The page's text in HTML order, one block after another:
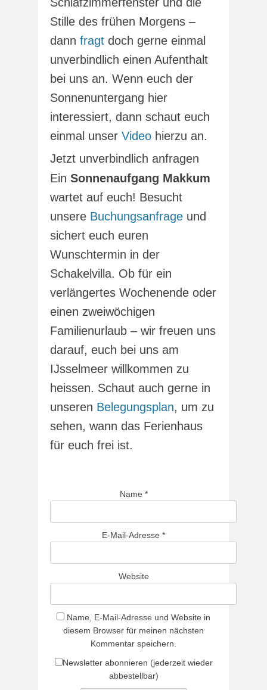
Stille des frühen Morgens –
dann fragt doch gerne einmal
unverbindlich einen Aufenthalt
bei uns an. Wenn euch der
Sonnenuntergang hier
interessiert, dann schaut euch
einmal unser Video hierzu an.
Jetzt unverbindlich anfragen
Ein Sonnenaufgang Makkum
wartet auf euch! Besucht
unsere Buchungsanfrage und
sichert euch euren
Wunschtermin in der
Schakelvilla. Ob für ein
verlängertes Wochenende oder
einen zweiwöchigen
Familienurlaub – wir freuen uns
darauf, euch bei uns am
IJsselmeer willkommen zu
heissen. Schaut auch gerne in
unseren Belegungsplan, um zu
sehen, wann das Ferienhaus
für euch frei ist.
Name *
E-Mail-Adresse *
Website
Name, E-Mail-Adresse und Website in
diesem Browser für meinen nächsten
Kommentar speichern.
Newsletter abonnieren (jederzeit wieder
abbestellbar)